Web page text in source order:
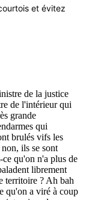
et évitez